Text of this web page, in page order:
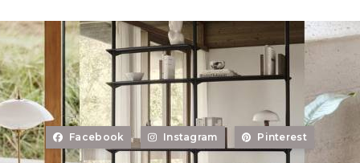
Facebook Instagram Pinterest